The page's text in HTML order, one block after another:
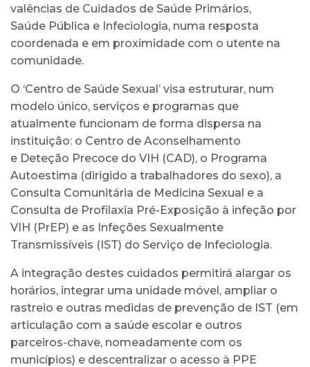
valências de Cuidados de Saúde Primários,
Saúde Pública e Infeciologia, numa resposta
coordenada e em proximidade com o utente na
comunidade.
O ‘Centro de Saúde Sexual’ visa estruturar, num
modelo único, serviços e programas que
atualmente funcionam de forma dispersa na
instituição: o Centro de Aconselhamento
e Deteção Precoce do VIH (CAD), o Programa
Autoestima (dirigido a trabalhadores do sexo), a
Consulta Comunitária de Medicina Sexual e a
Consulta de Profilaxia Pré-Exposição à infeção por
VIH (PrEP) e as Infeções Sexualmente
Transmissíveis (IST) do Serviço de Infeciologia.
A integração destes cuidados permitirá alargar os
horários, integrar uma unidade móvel, ampliar o
rastreio e outras medidas de prevenção de IST (em
articulação com a saúde escolar e outros
parceiros-chave, nomeadamente com os
municípios) e descentralizar o acesso à PPE